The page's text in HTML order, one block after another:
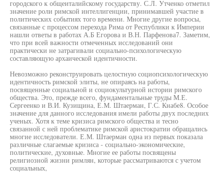
городского к общеиталийскому государству. С.Л. Утченко отметил
значение роли римской интеллигенции, принимавшей участие в
политических событиях того времени. Многие другие вопросы,
связанные с процессом перехода Рима от Республики к Империи
нашли ответы в работах А.Б Егорова и В.Н. Парфенова7. Заметим,
что при всей важности отмеченных исследований они
практически не затрагивали социально-психологическую
составляющую архаической идентичности.
Невозможно реконструировать целостную социопсихологическую
идентичность римской элиты, не опираясь на работы,
посвященные социальной и социокультурной истории римского
общества. Это, прежде всего, фундаментальные труды М.Е.
Сергеенко и В.И. Кузищина, Е.М. Штаерман, Г.С. Кнабе8. Особое
значение для данного исследования имели работы двух последних
ученых. Хотя к теме кризиса римского общества и тесно
связанной с ней проблематике римской аристократии обращались
многие исследователи. Е.М. Штаерман одна из первых показала
различные слагаемые кризиса - социально-экономические,
политические, духовные. Многие ее работы посвящены
религиозной жизни римлян, которые рассматриваются с учетом
социальных,